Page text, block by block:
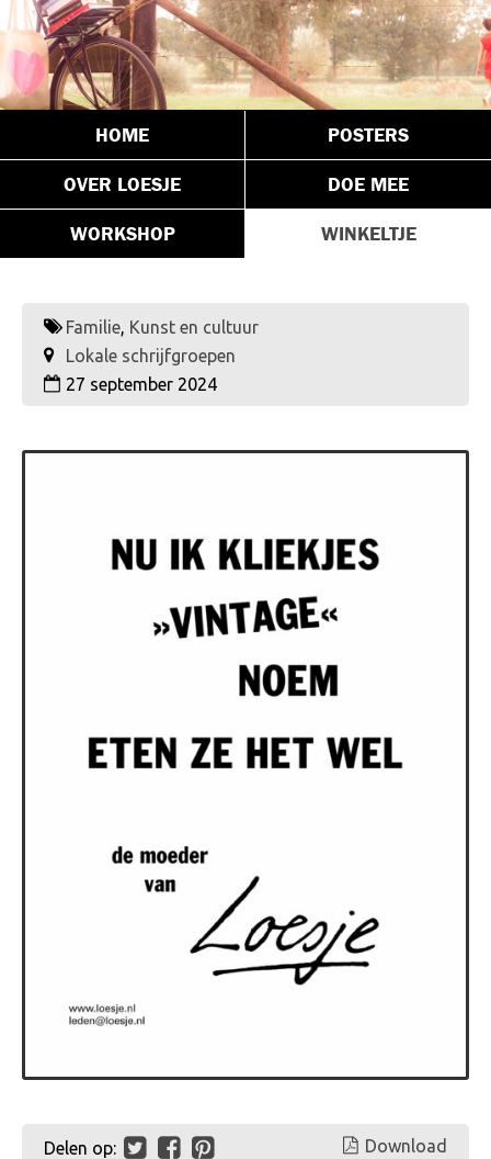
HOME POSTERS
OVER LOESJE DOE MEE
WORKSHOP WINKELTJE
Familie, Kunst en cultuur
Lokale schrijfgroepen
27 september 2024
Delen op: Download